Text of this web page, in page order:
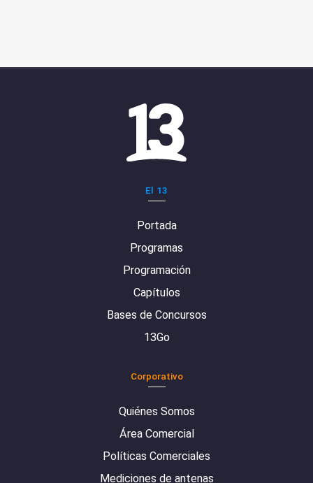
El 13
Portada
Programas
Programación
Capítulos
Bases de Concursos
13Go
Corporativo
Quiénes Somos
Área Comercial
Políticas Comerciales
Mediciones de antenas